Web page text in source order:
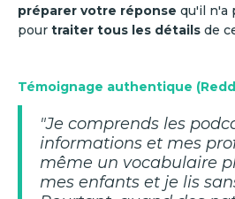
préparer votre réponse qu'il n'a
pour traiter tous les détails de
Témoignage authentique
"Je comprends les
informations et mes
même un vocabulaire
mes enfants et je lis